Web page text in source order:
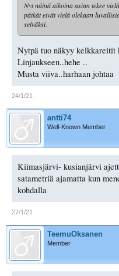
Nyt näinä aikoina asian tekee
pätkät eivät vielä olekaan
selväksi.
Nytpä tuo näkyy kelkkareitit
Linjaukseen..hehe ..
Musta viiva..harhaan johtaa
24/1/21
antti74
Well-Known Member
Kiimasjärvi- kusianjärvi
satametriä ajamatta kun
kohdalla
27/1/21
TeemuOksanen
Member